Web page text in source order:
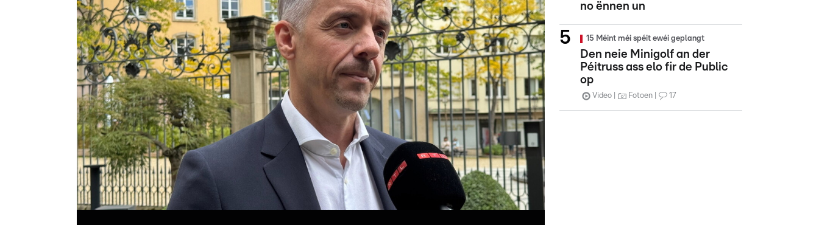
no ënnen un
15 Méint méi spéit ewéi geplangt
Den neie Minigolf an der
Péitruss ass elo fir de Public
op
Video Fotoen 17